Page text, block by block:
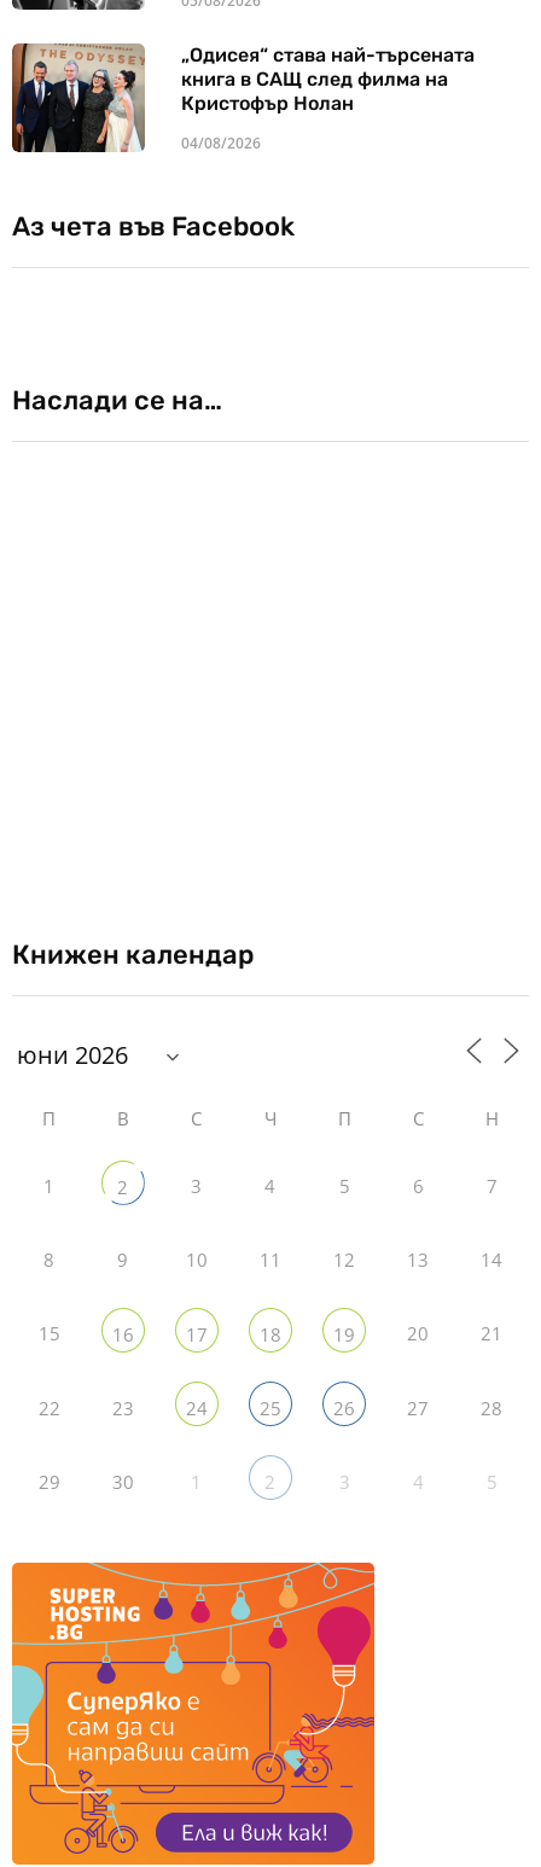
„Одисея“ става най-търсената
книга в САЩ след филма на
Кристофър Нолан
04/08/2026
Аз чета във Facebook
Наслади се на…
Книжен календар
П В С Ч П С Н
1 2 3 4 5 6 7
8 9 10 11 12 13 14
15 16 17 18 19 20 21
22 23 24 25 26 27 28
29 30 1 2 3 4 5